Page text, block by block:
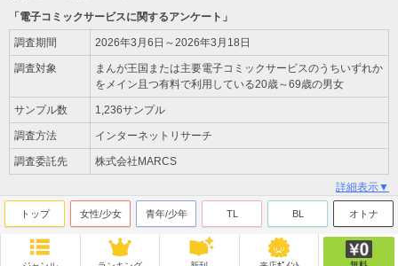
「電子コミックサービスに関するアンケート」
調査期間 2026年3月6日～2026年3月18日
調査対象
まんが王国または主要電子コミックサービスのうちいずれか
をメイン且つ有料で利用している20歳～69歳の男女
サンプル数 1,236サンプル
調査方法 インターネットリサーチ
調査委託先 株式会社MARCS
詳細表示▼
トップ 女性/少女 青年/少年 TL BL オトナ